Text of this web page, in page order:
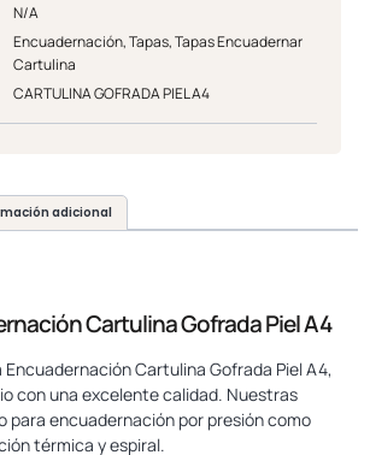
N/A
Encuadernación,Tapas,Tapas Encuadernar
Cartulina
CARTULINA GOFRADA PIEL A4
adicional
Cartulina Gofrada Piel A4
Encuadernación Cartulina Gofrada Piel A4,
con una excelente calidad. Nuestras
para encuadernación por presión como
térmica y espiral.